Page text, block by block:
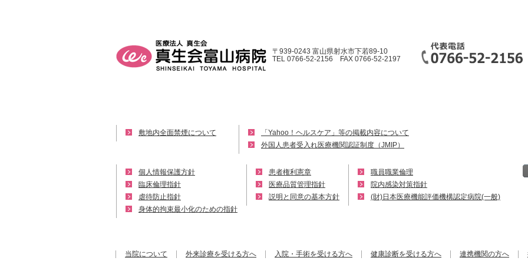
〒939-0243 富山県射水市下若89-10
TEL 0766-52-2156 FAX 0766-52-2197
敷地内全面禁煙について
「Yahoo！ヘルスケア」等の掲載内容について
外国人患者受入れ医療機関認証制度（JMIP）
個人情報保護方針
臨床倫理指針
虐待防止指針
身体的拘束最小化のための指針
患者権利憲章
医療品質管理指針
説明と同意の基本方針
職員職業倫理
院内感染対策指針
(財)日本医療機能評価機構認定病院(一般)
当院について 外来診療を受ける方へ 入院・手術を受ける方へ 健康診断を受ける方へ 連携機関の方へ